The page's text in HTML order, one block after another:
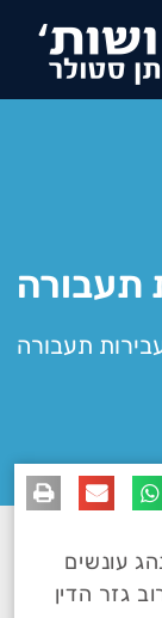
תעבורה
תעבורה
עונשים
גזר הדין